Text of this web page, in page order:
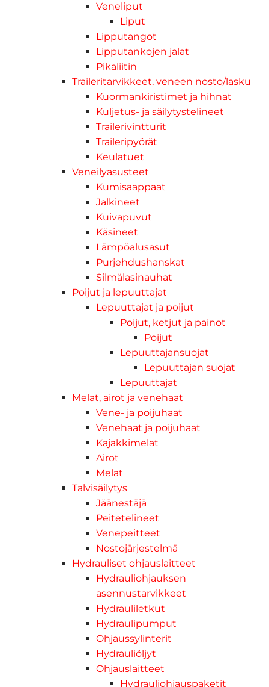
Veneliput
Liput
Lipputangot
Lipputankojen jalat
Pikaliitin
Traileritarvikkeet, veneen nosto/lasku
Kuormankiristimet ja hihnat
Kuljetus- ja säilytystelineet
Trailerivintturit
Traileripyörät
Keulatuet
Veneilyasusteet
Kumisaappaat
Jalkineet
Kuivapuvut
Käsineet
Lämpöalusasut
Purjehdushanskat
Silmälasinauhat
Poijut ja lepuuttajat
Lepuuttajat ja poijut
Poijut, ketjut ja painot
Poijut
Lepuuttajansuojat
Lepuuttajan suojat
Lepuuttajat
Melat, airot ja venehaat
Vene- ja poijuhaat
Venehaat ja poijuhaat
Kajakkimelat
Airot
Melat
Talvisäilytys
Jäänestäjä
Peitetelineet
Venepeitteet
Nostojärjestelmä
Hydrauliset ohjauslaitteet
Hydrauliohjauksen
asennustarvikkeet
Hydrauliletkut
Hydraulipumput
Ohjaussylinterit
Hydrauliöljyt
Ohjauslaitteet
Hydrauliohjauspaketit